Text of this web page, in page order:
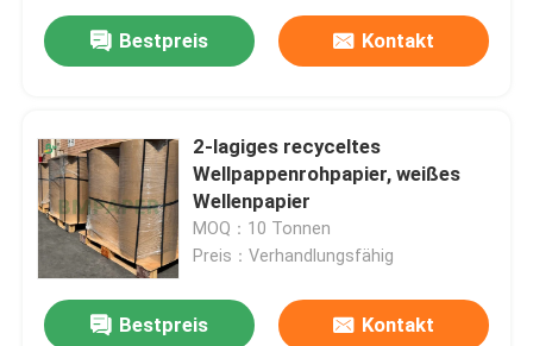
Fabrik Tour
Kontakt
Nachrichten
Alle Fälle
Bestpreis Kontakt
2-lagiges recyceltes
Wellpappenrohpapier, weißes
Wellenpapier
MOQ：10 Tonnen
Preis：Verhandlungsfähig
Bestpreis Kontakt